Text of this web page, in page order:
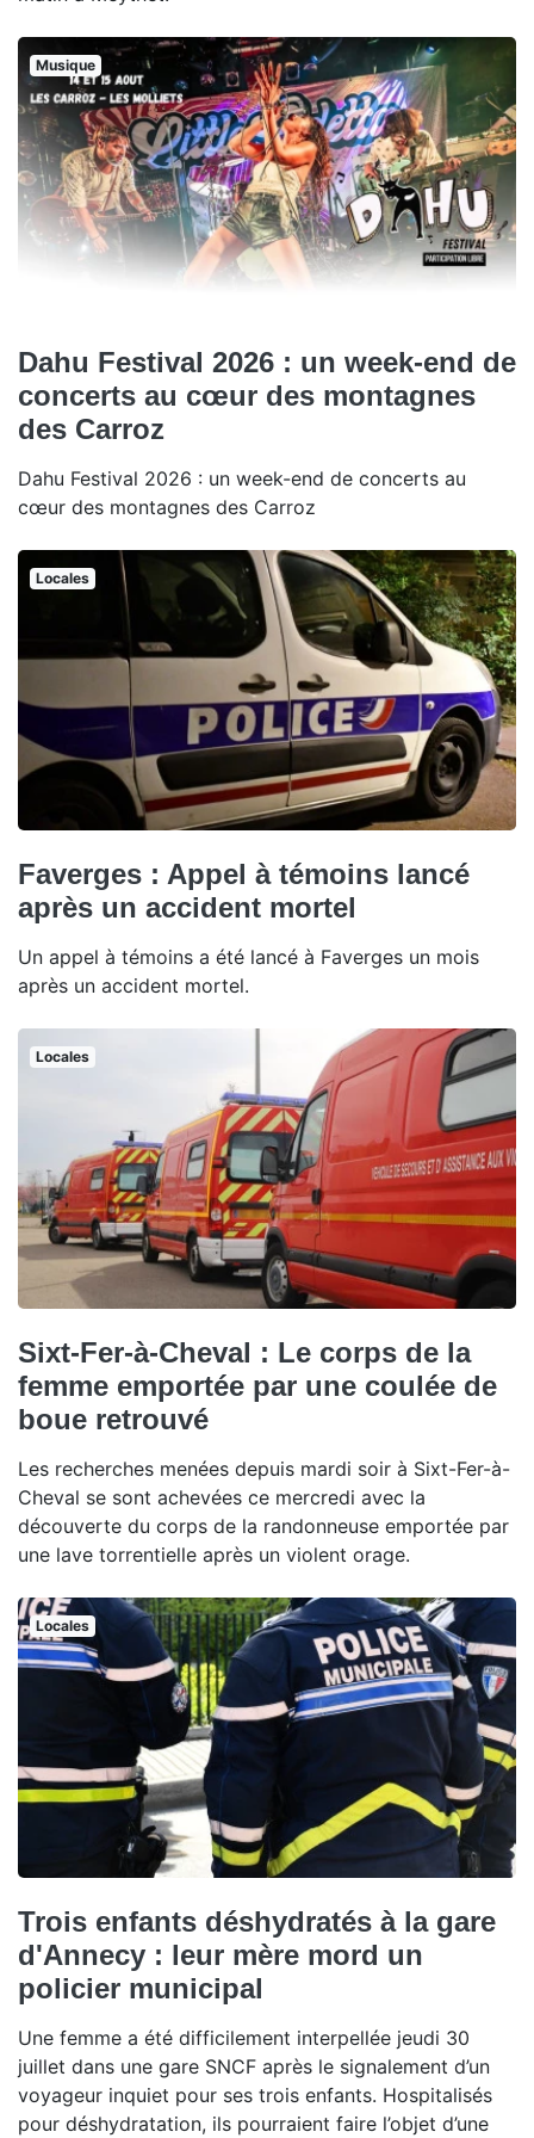
Musique
Dahu Festival 2026 : un week-end de
concerts au cœur des montagnes
des Carroz
Dahu Festival 2026 : un week-end de concerts au
cœur des montagnes des Carroz
Locales
Faverges : Appel à témoins lancé
après un accident mortel
Un appel à témoins a été lancé à Faverges un mois
après un accident mortel.
Locales
Sixt-Fer-à-Cheval : Le corps de la
femme emportée par une coulée de
boue retrouvé
Les recherches menées depuis mardi soir à Sixt-Fer-à-
Cheval se sont achevées ce mercredi avec la
découverte du corps de la randonneuse emportée par
une lave torrentielle après un violent orage.
Locales
Trois enfants déshydratés à la gare
d'Annecy : leur mère mord un
policier municipal
Une femme a été difficilement interpellée jeudi 30
juillet dans une gare SNCF après le signalement d’un
voyageur inquiet pour ses trois enfants. Hospitalisés
pour déshydratation, ils pourraient faire l’objet d’une